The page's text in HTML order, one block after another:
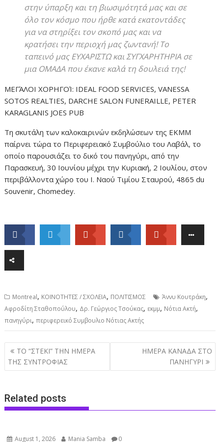
στην ύπαρξη και τη βιωσιμότητά μας και σε
όλο τον κόσμο που ήρθε κατά εκατοντάδες
για να στηρίξει τον σκοπό μας και να
κρατήσει την περιοχή μας ζωντανή! Το
ταπεινό μας ΕΥΧΑΡΙΣΤΩ και ΣΥΓΧΑΡΗΤΗΡΙΑ σε
μια ΟΜΑΔΑ που έκανε καλά τη δουλειά της!
ΜΕΓΆΛΟΙ ΧΟΡΗΓΟΊ: IDEAL FOOD SERVICES, VANESSA
SOTOS REALTIES, DARCHE SALON FUNERAILLE, PETER
KARAGLANIS JOES PUB
Τη σκυτάλη των καλοκαιρινών εκδηλώσεων της ΕΚΜΜ
παίρνει τώρα το Περιφερειακό Συμβούλιο του Λαβάλ, το
οποίο παρουσιάζει το δικό του πανηγύρι, από την
Παρασκευή, 30 Ιουνίου μέχρι την Κυριακή, 2 Ιουλίου, στον
περιβάλλοντα χώρο του Ι. Ναού Τιμίου Σταυρού, 4865 du
Souvenir, Chomedey.
Montreal, ΚΟΙΝΟΤΗΤΕΣ / ΣΧΟΛΕΙΑ, ΠΟΛΙΤΙΣΜΟΣ Άννυ Κουτράκη,
Αφροδίτη Σταθοπούλου, Δρ. Γεώργιος Τσούκας, εκμμ, Νότια Ακτή,
πανηγύρι,περιφερεικό Συμβουλιο Νότιας Ακτής
Post
navigation
ΤΟ “ΣΤΕΚΙ” ΤΗΝ ΗΜΕΡΑ
ΤΗΣ ΣΥΝΤΡΟΦΙΑΣ
ΗΜΕΡΑ ΚΑΝΑΔΑ ΣΤΟ
ΠΑΝΗΓΥΡΙ
Related posts
August 1, 2026 Mania Samba 0